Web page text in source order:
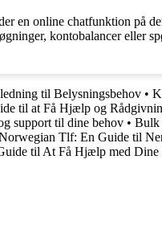
online chatfunktion på
kontobalancer eller
til Belysningsbehov •
til at Få Hjælp og
support til dine behov • Bulk
Tlf: En Guide til
til At Få Hjælp med Dine